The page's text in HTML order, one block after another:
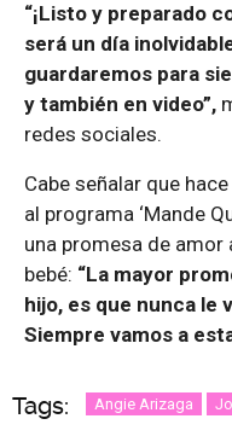
“¡Listo y preparado
será un día
guardaremos para
y también en video”,
redes sociales.
Cabe señalar que
al programa ‘Mande
una promesa de amor
bebé: “La mayor
hijo, es que nunca le
Siempre vamos a
Tags: Angie Arizaga